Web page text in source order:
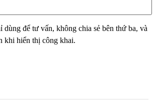
dùng để tư vấn, không chia sẻ bên thứ ba, và
khi hiển thị công khai.